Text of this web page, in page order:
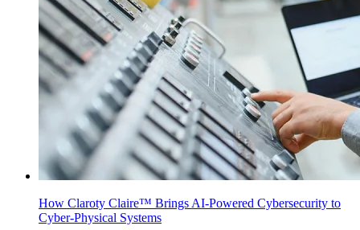
How Claroty Claire™ Brings AI-Powered Cybersecurity to
Cyber-Physical Systems